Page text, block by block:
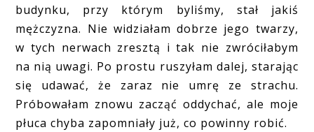
budynku, przy którym byliśmy, stał jakiś
mężczyzna. Nie widziałam dobrze jego twarzy,
w tych nerwach zresztą i tak nie zwróciłabym
na nią uwagi. Po prostu ruszyłam dalej, starając
się udawać, że zaraz nie umrę ze strachu.
Próbowałam znowu zacząć oddychać, ale moje
płuca chyba zapomniały już, co powinny robić.